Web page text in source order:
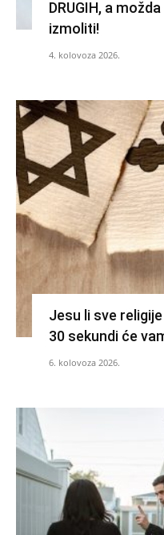
DRUGIH, a
izmoliti!
4. kolovoza 2026.
Jesu li sve
30 sekundi će
6. kolovoza 2026.